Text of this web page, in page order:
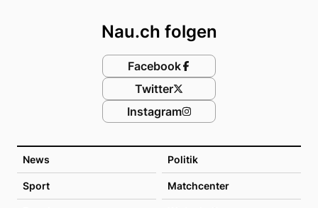
News Politik
Sport Matchcenter
Nau.ch folgen
Facebook
Twitter
Instagram